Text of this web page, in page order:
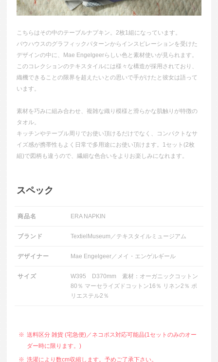
こちらはその中のテーブルナプキン。2枚1組になっています。
バウハウスのグラフィックパターンからインスピレーションを受けた
デザインの中に、Mae Engelgeerらしい色と素材使いが見られます。
このコレクションのテキスタイルには様々な構造が採用されており、
織機できることの限界を超えたいとの思いで手がけたと彼女は語って
います。
素材を巧みに組み合わせ、複雑な織り模様と滑らかな肌触りが特徴の
タオル。
キッチンやテーブル周りでお使い頂けるだけでなく、コンパクトなサ
イズ感が携帯性もよく日常で多用途にお使い頂けます。1セット(2枚
組)で図柄も違うので、繊細な色合いをよりお楽しみになれます。
スペック
商品名 ERA NAPKIN
ブランド TextielMuseum／テキスタイルミュージアム
デザイナー Mae Engelgeer／メイ・エンゲルギール
サイズ
W395 D370mm 素材：オーガニックコットン
80％ マーセライズドコットン16％ リネン2％ ポ
リエステル2％
送料区分 雑貨 (宅急便)／ネコポス対応可能品(1セットのみのオー
ダー時に限ります。)
洗濯により数cm収縮します。予めご了承下さい。